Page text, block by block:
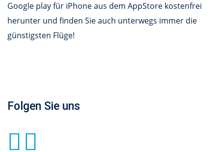
Google play für iPhone aus dem AppStore kostenfrei
herunter und finden Sie auch unterwegs immer die
günstigsten Flüge!
Folgen Sie uns